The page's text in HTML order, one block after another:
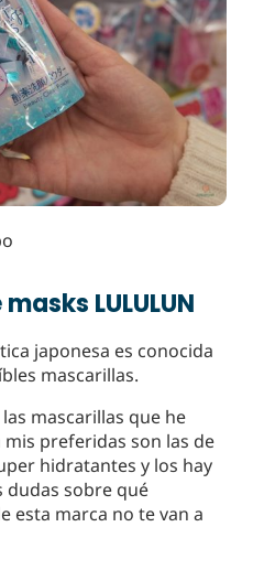
LULULUN
japonesa es conocida
mascarillas.
mascarillas que he
preferidas son las de
hidratantes y los hay
dudas sobre qué
esta marca no te van a